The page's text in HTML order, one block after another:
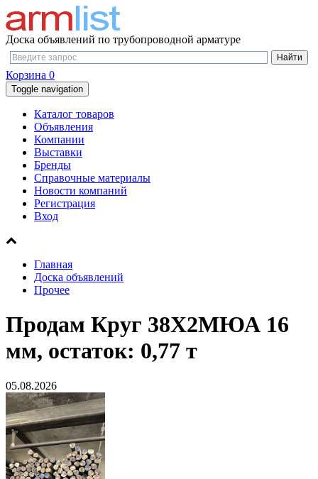
Доска объявлений по трубопроводной арматуре
Корзина 0
Toggle navigation
Каталог товаров
Объявления
Компании
Выставки
Бренды
Справочные материалы
Новости компаний
Регистрация
Вход
Главная
Доска объявлений
Прочее
Продам Круг 38Х2МЮА 16
мм, остаток: 0,77 т
05.08.2026